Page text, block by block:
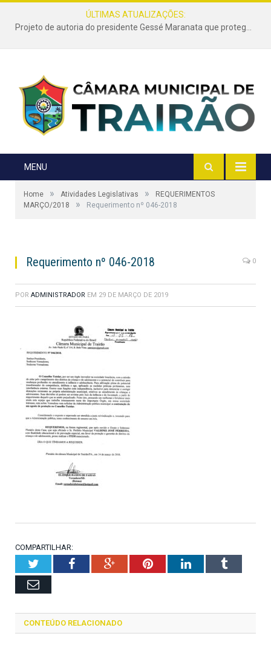
ÚLTIMAS ATUALIZAÇÕES:
Projeto de autoria do presidente Gessé Maranata que protege as estradas vicinais de Trairão é transformado em lei
MENU
Home » Atividades Legislativas »
REQUERIMENTOS
MARÇO/2018
» Requerimento nº 046-2018
Requerimento nº 046-2018 0
POR ADMINISTRADOR EM 29 DE MARÇO DE 2019
COMPARTILHAR:
TwitterFacebookGoogle+PinterestLinkedInTumblr
Email
CONTEÚDO RELACIONADO